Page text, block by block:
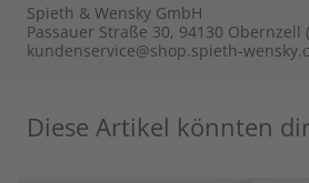
Spieth & Wensky GmbH
Passauer Straße 30, 94130 Obernzell
kundenservice@shop.spieth-
Diese Artikel könnten